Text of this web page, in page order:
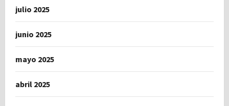
julio 2025
junio 2025
mayo 2025
abril 2025